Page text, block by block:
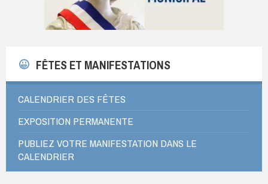
FÊTES ET MANIFESTATIONS
CALENDRIER DES FÊTES
EXPOSITION PERMANENTE
PUBLIEZ VOTRE MANIFESTATION DANS LE
CALENDRIER